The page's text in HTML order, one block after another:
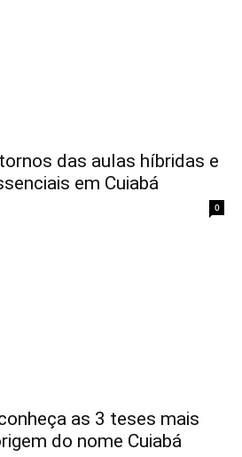
das aulas híbridas e
em Cuiabá
0
as 3 teses mais
do nome Cuiabá